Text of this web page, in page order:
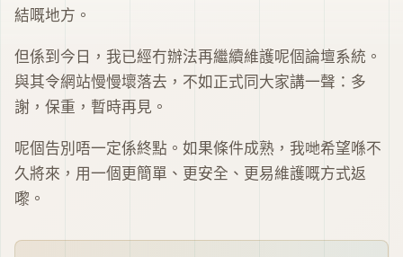
結嘅地方。
但係到今日，我已經冇辦法再繼續維護呢個論壇系統。
與其令網站慢慢壞落去，不如正式同大家講一聲：多
謝，保重，暫時再見。
呢個告別唔一定係終點。如果條件成熟，我哋希望喺不
久將來，用一個更簡單、更安全、更易維護嘅方式返
嚟。